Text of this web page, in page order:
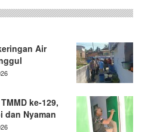
Air
ke-129,
dan Nyaman